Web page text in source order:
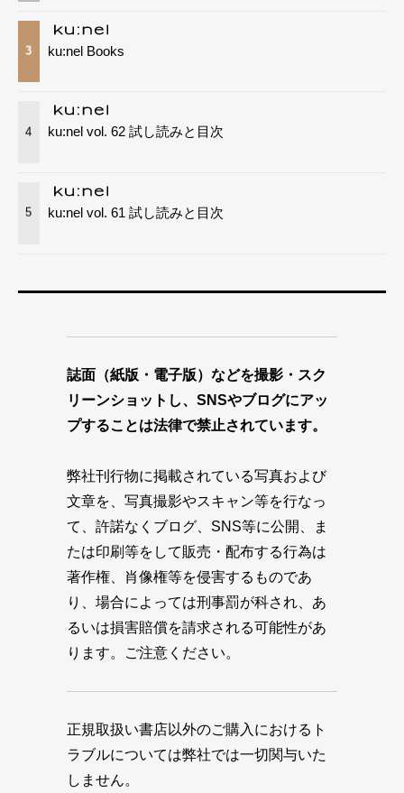
3 ku:nel Books
4 ku:nel vol. 62 試し読みと目次
5 ku:nel vol. 61 試し読みと目次
誌面（紙版・電子版）などを撮影・スク
リーンショットし、SNSやブログにアッ
プすることは法律で禁止されています。
弊社刊行物に掲載されている写真および
文章を、写真撮影やスキャン等を行なっ
て、許諾なくブログ、SNS等に公開、ま
たは印刷等をして販売・配布する行為は
著作権、肖像権等を侵害するものであ
り、場合によっては刑事罰が科され、あ
るいは損害賠償を請求される可能性があ
ります。ご注意ください。
正規取扱い書店以外のご購入におけるト
ラブルについては弊社では一切関与いた
しません。